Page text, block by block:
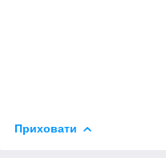
Приховати